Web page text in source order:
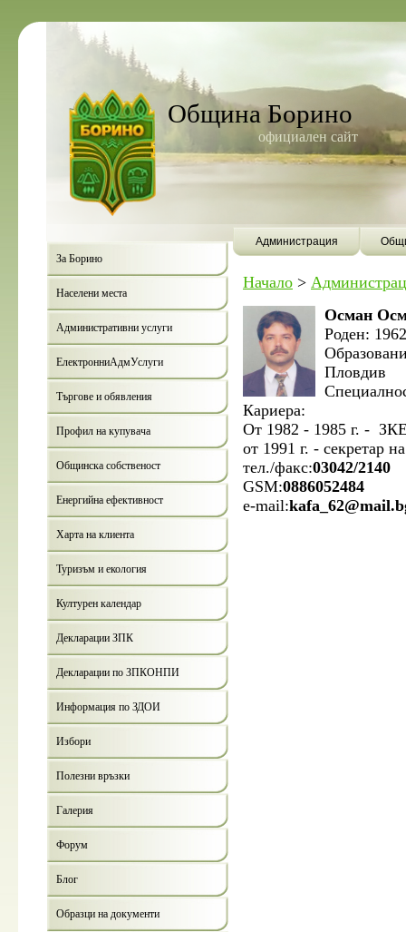
Община Борино
официален сайт
Администрация
За Борино
Населени места
Административни услуги
ЕлектронниАдмУслуги
Търгове и обявления
Профил на купувача
Общинска собственост
Енергийна ефективност
Харта на клиента
Туризъм и екология
Културен календар
Декларации ЗПК
Декларации по ЗПКОНПИ
Информация по ЗДОИ
Избори
Полезни връзки
Галерия
Форум
Блог
Образци на документи
Начало >
Осман
Роден:
Пловдив
Кариера:
От 1982 - 1985 г. -
от 1991 г. - секретар
тел./факс:03042/2140
GSM:0886052484
e-mail: